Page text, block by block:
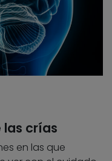
crías
en las que